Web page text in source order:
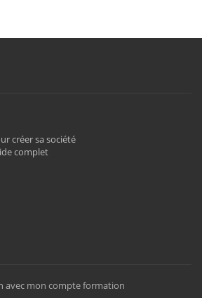
créer sa société
complet
avec mon compte formation